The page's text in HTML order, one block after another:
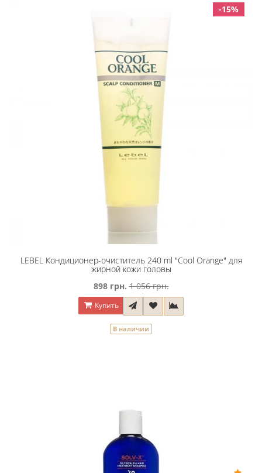
-15%
LEBEL Кондиционер-очиститель 240 ml "Сool Orange" для
жирной кожи головы
898 грн. 1 056 грн.
Купить
В наличии